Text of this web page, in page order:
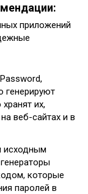
приложений
генерируют
их,
веб-сайтах и в
исходным
которые
паролей в